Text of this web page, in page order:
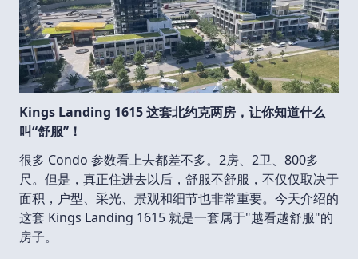
Kings Landing 1615 这套北约克两房，让你知道什么
叫“舒服”！
很多 Condo 参数看上去都差不多。2房、2卫、800多
尺。但是，真正住进去以后，舒服不舒服，不仅仅取决于
面积，户型、采光、景观和细节也非常重要。今天介绍的
这套 Kings Landing 1615 就是一套属于"越看越舒服"的
房子。